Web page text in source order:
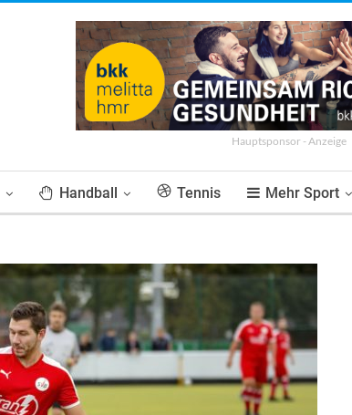
Hauptsponsor - Anzeige
Handball Tennis Mehr Sport